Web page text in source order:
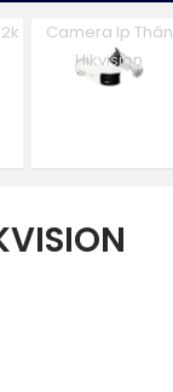
Camera Ip Thân
Hikvision